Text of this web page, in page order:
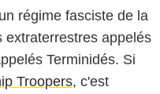
régime fasciste de la
extraterrestres appelés
Terminidés. Si
Troopers, c'est